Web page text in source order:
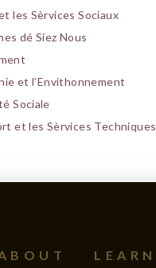
les Sèrvices Sociaux
dé Siez Nous
et l’Envithonnement
Sociale
et les Sèrvices Techniques
LEARN